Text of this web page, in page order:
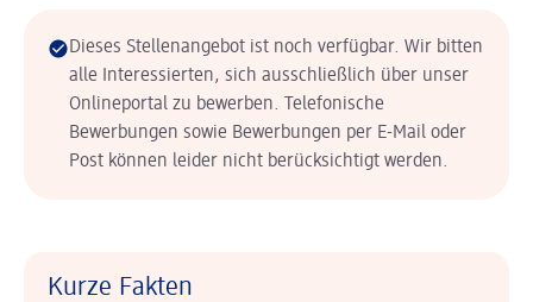
Dieses Stellenangebot ist noch verfügbar. Wir bitten
alle Interessierten, sich ausschließlich über unser
Onlineportal zu bewerben. Telefonische
Bewerbungen sowie Bewerbungen per E-Mail oder
Post können leider nicht berücksichtigt werden.
Kurze Fakten